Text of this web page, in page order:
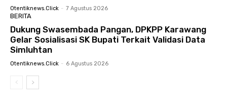
Otentiknews.click - 7 Agustus 2026
BERITA
Dukung Swasembada Pangan, DPKPP Karawang
Gelar Sosialisasi SK Bupati Terkait Validasi Data
Simluhtan
Otentiknews.click - 6 Agustus 2026